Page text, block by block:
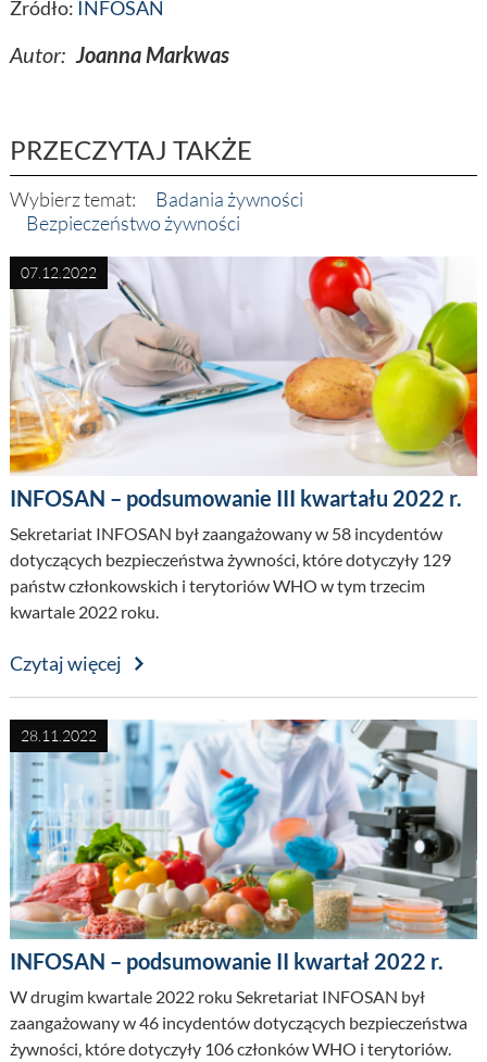
Źródło: INFOSAN
Autor: Joanna Markwas
PRZECZYTAJ TAKŻE
Wybierz temat:
Badania żywności
Bezpieczeństwo żywności
07.12.2022
INFOSAN – podsumowanie III kwartału 2022 r.
Sekretariat INFOSAN był zaangażowany w 58 incydentów
dotyczących bezpieczeństwa żywności, które dotyczyły 129
państw członkowskich i terytoriów WHO w tym trzecim
kwartale 2022 roku.
Czytaj więcej
28.11.2022
INFOSAN – podsumowanie II kwartał 2022 r.
W drugim kwartale 2022 roku Sekretariat INFOSAN był
zaangażowany w 46 incydentów dotyczących bezpieczeństwa
żywności, które dotyczyły 106 członków WHO i terytoriów.